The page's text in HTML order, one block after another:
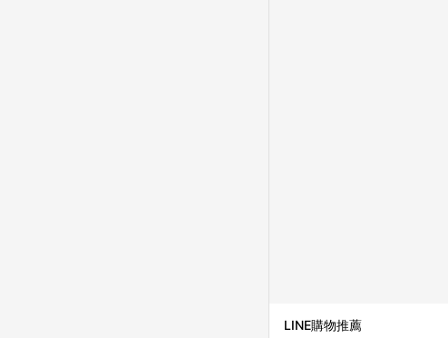
LINE購物推薦